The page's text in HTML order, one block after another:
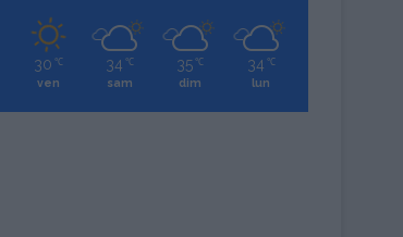
30 ℃
ven
34 ℃
sam
35 ℃
dim
34 ℃
lun